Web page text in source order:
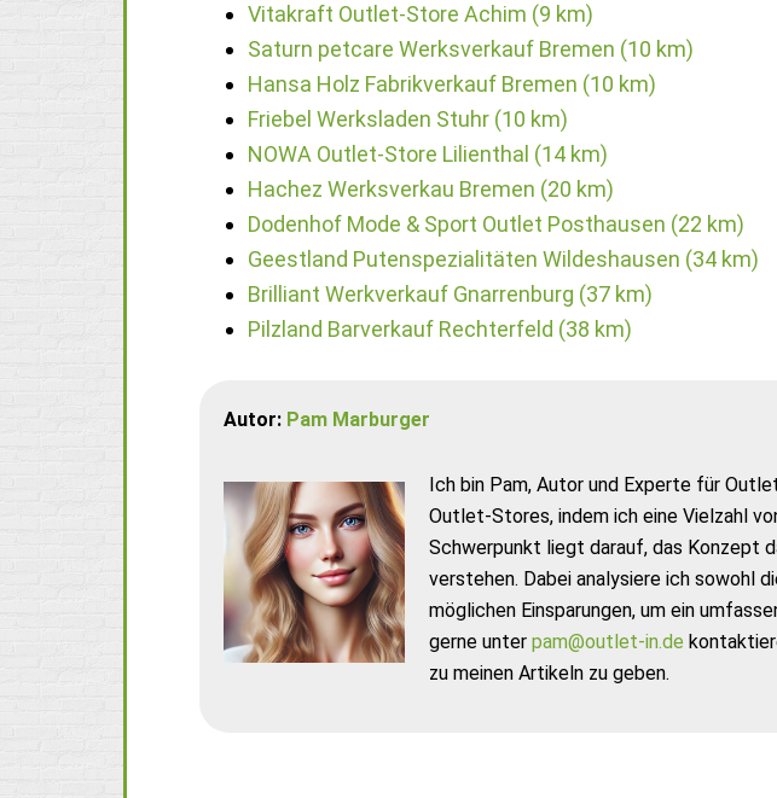
Vitakraft Outlet-Store Achim (9 km)
Saturn petcare Werksverkauf Bremen (10 km)
Hansa Holz Fabrikverkauf Bremen (10 km)
Friebel Werksladen Stuhr (10 km)
NOWA Outlet-Store Lilienthal (14 km)
Hachez Werksverkau Bremen (20 km)
Dodenhof Mode & Sport Outlet Posthausen (22 km)
Geestland Putenspezialitäten Wildeshausen (34 km)
Brilliant Werkverkauf Gnarrenburg (37 km)
Pilzland Barverkauf Rechterfeld (38 km)
Autor: Pam Marburger
Ich bin Pam, Autor und Experte für
Outlet-Stores, indem ich eine Vielzahl
Schwerpunkt liegt darauf, das Konzept
verstehen. Dabei analysiere ich sowohl
möglichen Einsparungen, um ein
gerne unter pam@outlet-in.de
zu meinen Artikeln zu geben.